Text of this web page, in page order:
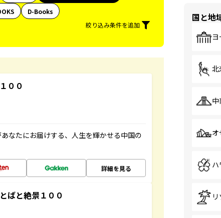
D-Books
絞り込み条件を追加
００
なたにお届けする、人生を輝かせる中国の
詳細を見る
ばと絶景１００
国と地
北
中
オ
ハ